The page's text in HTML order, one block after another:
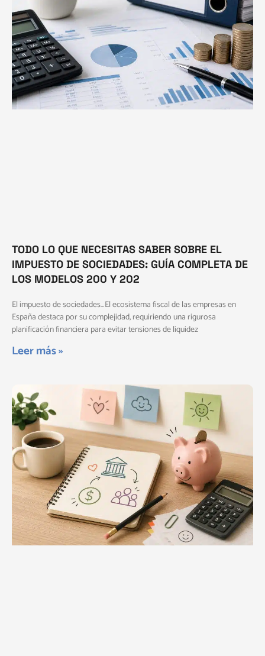
TODO LO QUE NECESITAS SABER SOBRE EL
IMPUESTO DE SOCIEDADES: GUÍA COMPLETA DE
LOS MODELOS 200 Y 202
El impuesto de sociedades…El ecosistema fiscal de las empresas en
España destaca por su complejidad, requiriendo una rigurosa
planificación financiera para evitar tensiones de liquidez
Leer más »